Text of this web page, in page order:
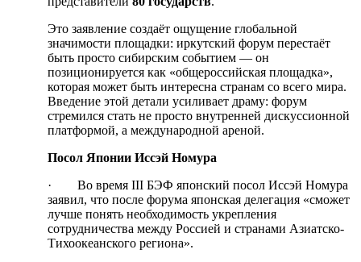
Это заявление создаёт ощущение глобальной
значимости площадки: иркутский форум перестаёт
быть просто сибирским событием — он
позиционируется как «общероссийская площадка»,
которая может быть интересна странам со всего мира.
Введение этой детали усиливает драму: форум
стремился стать не просто внутренней дискуссионной
платформой, а международной ареной.
Посол Японии Иссэй Номура
· Во время III БЭФ японский посол Иссэй Номура
заявил, что после форума японская делегация «сможет
лучше понять необходимость укрепления
сотрудничества между Россией и странами Азиатско-
Тихоокеанского региона».